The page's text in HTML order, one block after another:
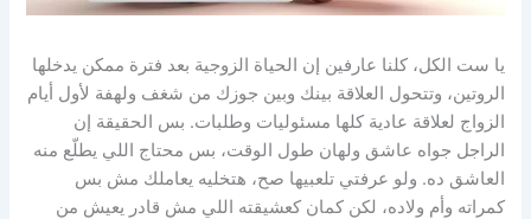
يا ست الكل، كلنا عارفين إن الحياة الزوجية بعد فترة ممكن يدخلها
الروتين، وتتحول العلاقة بينك وبين جوزك من شغف ولهفة لأول أيام
الزواج لعلاقة عادية كلها مسئوليات وطلبات. بس الحقيقة إن
الراجل جواه عاشق ولهان طول الوقت، بس محتاج اللي يطلّع منه
العاشق ده. ولو عرفتي تلعبيها صح، هتخليه يعاملك مش بس
كمراته وأم ولاده، لكن كمان كعشيقته اللي مش قادر يعيش من